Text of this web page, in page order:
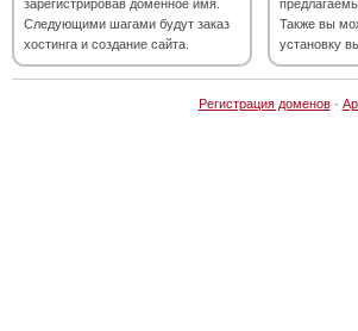
зарегистрировав доменное имя.
Следующими шагами будут заказ
хостинга и создание сайта.
Также вы
установку
Регистрация доменов·